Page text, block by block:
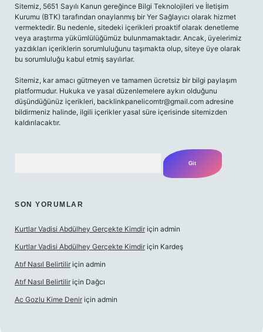
Sitemiz, 5651 Sayılı Kanun gereğince Bilgi Teknolojileri ve İletişim
Kurumu (BTK) tarafından onaylanmış bir Yer Sağlayıcı olarak hizmet
vermektedir. Bu nedenle, sitedeki içerikleri proaktif olarak denetleme
veya araştırma yükümlülüğümüz bulunmamaktadır. Ancak, üyelerimiz
yazdıkları içeriklerin sorumluluğunu taşımakta olup, siteye üye olarak
bu sorumluluğu kabul etmiş sayılırlar.
Sitemiz, kar amacı gütmeyen ve tamamen ücretsiz bir bilgi paylaşım
platformudur. Hukuka ve yasal düzenlemelere aykırı olduğunu
düşündüğünüz içerikleri, backlinkpanelicomtr@gmail.com adresine
bildirmeniz halinde, ilgili içerikler yasal süre içerisinde sitemizden
kaldırılacaktır.
SON YORUMLAR
Kurtlar Vadisi Abdülhey Gerçekte Kimdir için admin
Kurtlar Vadisi Abdülhey Gerçekte Kimdir için Kardeş
Atıf Nasıl Belirtilir için admin
Atıf Nasıl Belirtilir için Dağcı
Ac Gozlu Kime Denir için admin